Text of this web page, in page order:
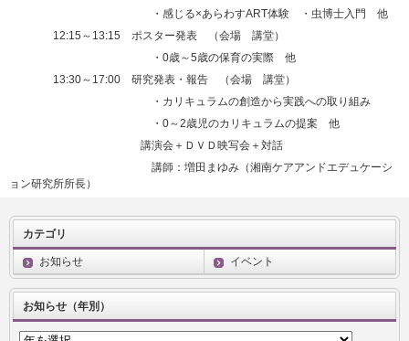
・感じる×あらわすART体験 ・虫博士入門 他
12:15～13:15 ポスター発表 （会場 講堂）
・0歳～5歳の保育の実際 他
13:30～17:00 研究発表・報告 （会場 講堂）
・カリキュラムの創造から実践への取り組み
・0～2歳児のカリキュラムの提案 他
講演会＋ＤＶＤ映写会＋対話
講師：増田まゆみ（湘南ケアアンドエデュケーシ
ョン研究所所長）
カテゴリ
お知らせ イベント
お知らせ（年別）